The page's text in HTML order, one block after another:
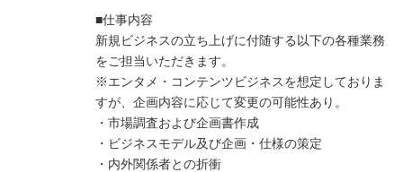
■仕事内容
新規ビジネスの立ち上げに付随する以下の各種業務
をご担当いただきます。
※エンタメ・コンテンツビジネスを想定しておりま
すが、企画内容に応じて変更の可能性あり。
・市場調査および企画書作成
・ビジネスモデル及び企画・仕様の策定
・内外関係者との折衝